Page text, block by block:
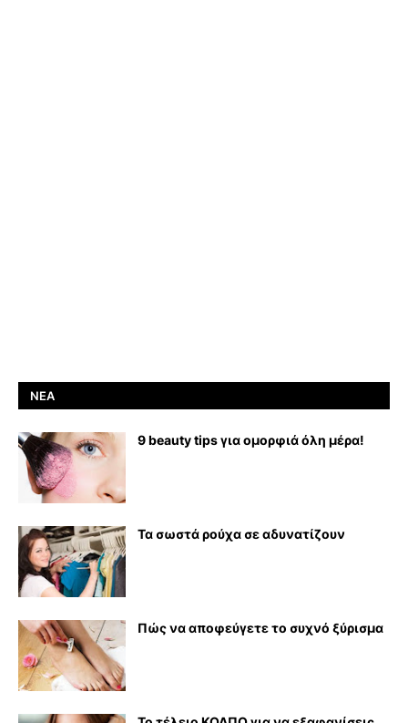
ΝΈΑ
9 beauty tips για ομορφιά όλη μέρα!
Τα σωστά ρούχα σε αδυνατίζουν
Πώς να αποφεύγετε το συχνό ξύρισμα